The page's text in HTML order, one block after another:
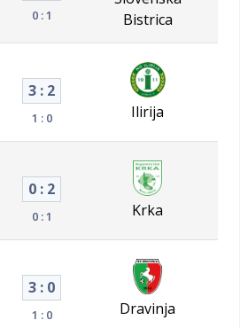
0 : 1
Bistrica
3 : 2
1 : 0 Ilirija
0 : 2
0 : 1 Krka
3 : 0
1 : 0 Dravinja